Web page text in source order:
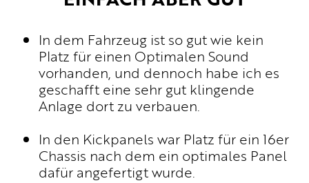
In dem Fahrzeug ist so gut wie kein
Platz für einen Optimalen Sound
vorhanden, und dennoch habe ich es
geschafft eine sehr gut klingende
Anlage dort zu verbauen.
In den Kickpanels war Platz für ein 16er
Chassis nach dem ein optimales Panel
dafür angefertigt wurde.
PAKETE & LÖSUNGEN
INSTALLATIONEN
UNTERNEHMEN
WM-TEILNAHME
PHILOSOPHIE
NEWS
BROCHURE.PDF